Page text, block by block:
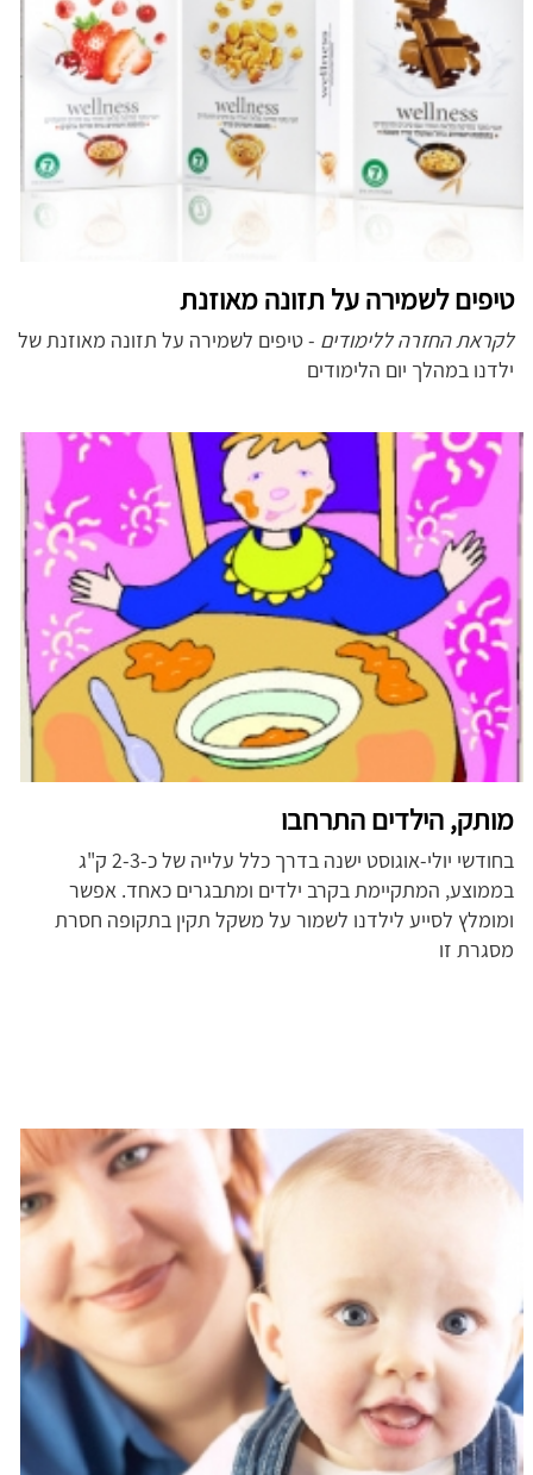
טיפים לשמירה על תזונה מאוזנת
לקראת החזרה ללימודים - טיפים לשמירה על תזונה מאוזנת של
ילדנו במהלך יום הלימודים
מותק, הילדים התרחבו
בחודשי יולי-אוגוסט ישנה בדרך כלל עלייה של כ-2-3 ק"ג
בממוצע, המתקיימת בקרב ילדים ומתבגרים כאחד. אפשר
ומומלץ לסייע לילדנו לשמור על משקל תקין בתקופה חסרת
מסגרת זו